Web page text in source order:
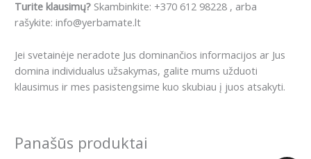
Turite klausimų? Skambinkite: +370 612 98228 , arba
rašykite: info@yerbamate.lt
Jei svetainėje neradote Jus dominančios informacijos ar Jus
domina individualus užsakymas, galite mums užduoti
klausimus ir mes pasistengsime kuo skubiau į juos atsakyti.
Panašūs produktai